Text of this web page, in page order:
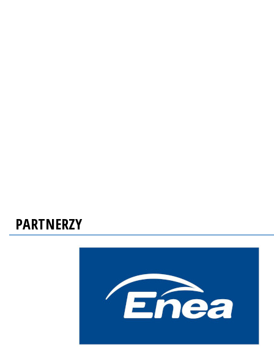
PARTNERZY